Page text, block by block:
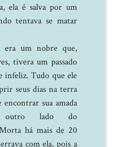
ela é salva por um
tentava se matar
era um nobre que,
tivera um passado
infeliz. Tudo que ele
seus dias na terra
sua amada
lado do
há mais de 20
com ela, pois a